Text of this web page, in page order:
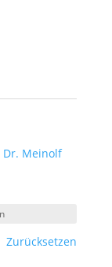
Dr. Meinolf
Zurücksetzen